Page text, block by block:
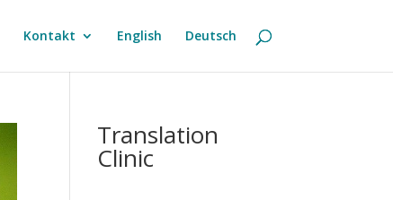
Kontakt English Deutsch
Translation
Clinic